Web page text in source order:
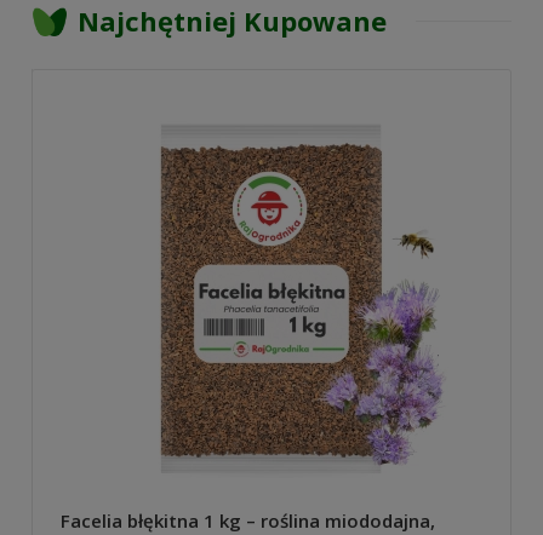
Najchętniej Kupowane
Facelia błękitna 1 kg – roślina miododajna,